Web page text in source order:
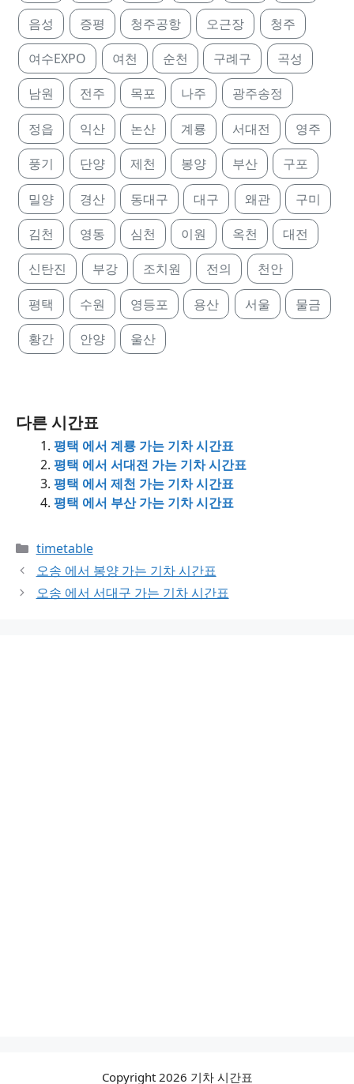
음성 증평 청주공항 오근장 청주
여수EXPO 여천 순천 구례구 곡성
남원 전주 목포 나주 광주송정
정읍 익산 논산 계룡 서대전 영주
풍기 단양 제천 봉양 부산 구포
밀양 경산 동대구 대구 왜관 구미
김천 영동 심천 이원 옥천 대전
신탄진 부강 조치원 전의 천안
평택 수원 영등포 용산 서울 물금
황간 안양 울산
다른 시간표
평택 에서 계룡 가는 기차 시간표
평택 에서 서대전 가는 기차 시간표
평택 에서 제천 가는 기차 시간표
평택 에서 부산 가는 기차 시간표
Categories
timetable
오송 에서 봉양 가는 기차 시간표
오송 에서 서대구 가는 기차 시간표
Copyright 2026 기차 시간표